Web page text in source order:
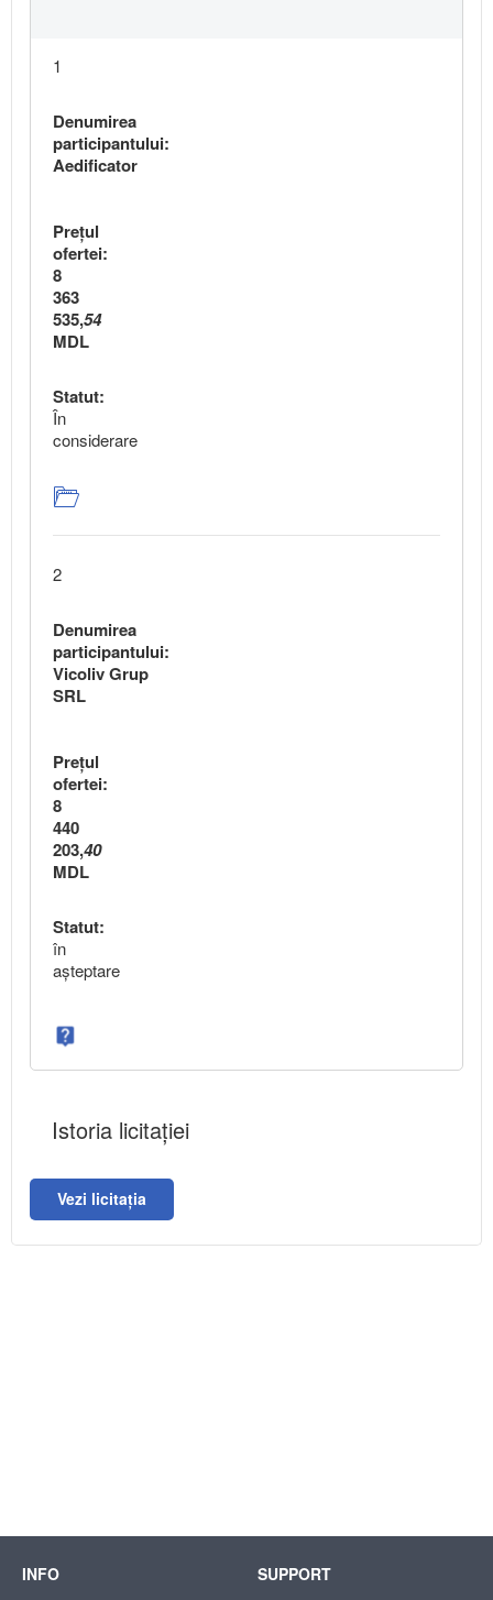
1
Denumirea
participantului:
Aedificator
Preţul
ofertei:
8
363
535,54
MDL
Statut:
În
considerare
2
Denumirea
participantului:
Vicoliv Grup
SRL
Preţul
ofertei:
8
440
203,40
MDL
Statut:
în
aşteptare
Istoria licitației
Vezi licitația
INFO SUPPORT